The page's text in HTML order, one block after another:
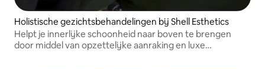
Holistische gezichtsbehandelingen bij Shell Esthetics
Helpt je innerlijke schoonheid naar boven te brengen
door middel van opzettelijke aanraking en luxe